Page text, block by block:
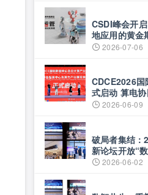
CSDI峰会开
地应用的黄金
生产力
2026-07-06
CDCE2026国
式启动 算电
搭建全球合作
2026-06-09
破局者集结：
新论坛开放“
案例征集
2026-06-02